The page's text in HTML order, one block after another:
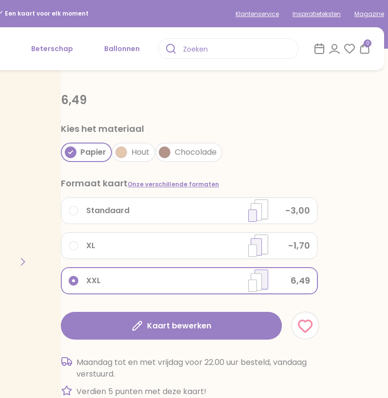
Een kaart voor elk moment Klantenservice Inspiratieteksten Magazine
Beterschap Ballonnen
0
6,49
Kies het materiaal
Papier Hout Chocolade
Formaat kaartOnze verschillende formaten
XXL 6,49
XL -1,70
Standaard -3,00
Kaart bewerken
Maandag tot en met vrijdag voor 22.00 uur besteld, vandaag
verstuurd.
Verdien 5 punten met deze kaart!